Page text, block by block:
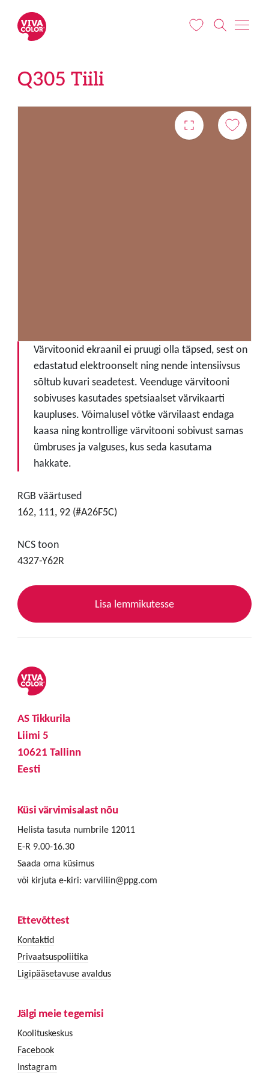
Q305 Tiili
Värvitoonid ekraanil ei pruugi olla täpsed, sest on
edastatud elektroonselt ning nende intensiivsus
sõltub kuvari seadetest. Veenduge värvitooni
sobivuses kasutades spetsiaalset värvikaarti
kaupluses. Võimalusel võtke värvilaast endaga
kaasa ning kontrollige värvitooni sobivust samas
ümbruses ja valguses, kus seda kasutama
hakkate.
RGB väärtused
162, 111, 92 (#A26F5C)
NCS toon
4327-Y62R
Lisa lemmikutesse
AS Tikkurila
Liimi 5
10621 Tallinn
Eesti
Küsi värvimisalast nõu
Helista tasuta numbrile 12011
E-R 9.00-16.30
Saada oma küsimus
või kirjuta e-kiri: varviliin@ppg.com
Ettevõttest
Kontaktid
Privaatsuspoliitika
Ligipääsetavuse avaldus
Jälgi meie tegemisi
Koolituskeskus
Facebook
Instagram